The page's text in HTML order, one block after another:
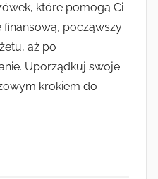
które pomogą Ci
począwszy
aż po
Uporządkuj swoje
krokiem do